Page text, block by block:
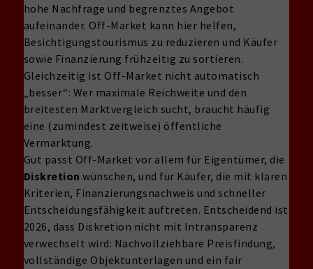
hohe Nachfrage und begrenztes Angebot
aufeinander. Off-Market kann hier helfen,
Besichtigungstourismus zu reduzieren und Käufer
sowie Finanzierung frühzeitig zu sortieren.
Gleichzeitig ist Off-Market nicht automatisch
„besser“: Wer maximale Reichweite und den
breitesten Marktvergleich sucht, braucht häufig
eine (zumindest zeitweise) öffentliche
Vermarktung.
Gut passt Off-Market vor allem für Eigentümer, die
Diskretion wünschen, und für Käufer, die mit klaren
Kriterien, Finanzierungsnachweis und schneller
Entscheidungsfähigkeit auftreten. Entscheidend ist
2026, dass Diskretion nicht mit Intransparenz
verwechselt wird: Nachvollziehbare Preisfindung,
vollständige Objektunterlagen und ein fair